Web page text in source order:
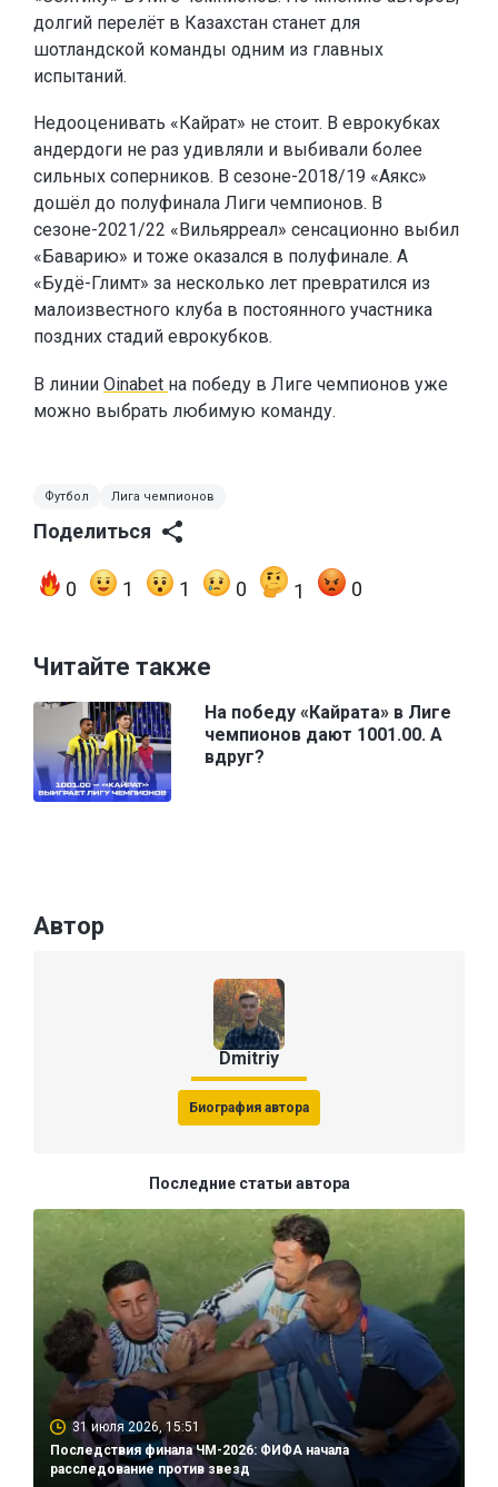
долгий перелёт в Казахстан станет для
шотландской команды одним из главных
испытаний.
Недооценивать «Кайрат» не стоит. В еврокубках
андердоги не раз удивляли и выбивали более
сильных соперников. В сезоне-2018/19 «Аякс»
дошёл до полуфинала Лиги чемпионов. В
сезоне-2021/22 «Вильярреал» сенсационно выбил
«Баварию» и тоже оказался в полуфинале. А
«Будё-Глимт» за несколько лет превратился из
малоизвестного клуба в постоянного участника
поздних стадий еврокубков.
В линии Oinabet на победу в Лиге чемпионов уже
можно выбрать любимую команду.
Футбол Лига чемпионов
Поделиться
0 1 1 0 1 0
Читайте также
На победу «Кайрата» в Лиге
чемпионов дают 1001.00. А
вдруг?
Автор
Dmitriy
Биография автора
Последние статьи автора
31 июля 2026, 15:51
Последствия финала ЧМ-2026: ФИФА начала
расследование против звезд